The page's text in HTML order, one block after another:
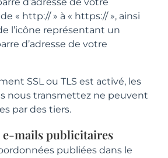
« http:// » à « https:// », ainsi
l’icône représentant un
d’adresse de votre
SSL ou TLS est activé, les
nous transmettez ne peuvent
par des tiers.
e-mails publicitaires
publiées dans le